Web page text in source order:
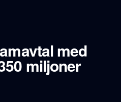
med
miljoner